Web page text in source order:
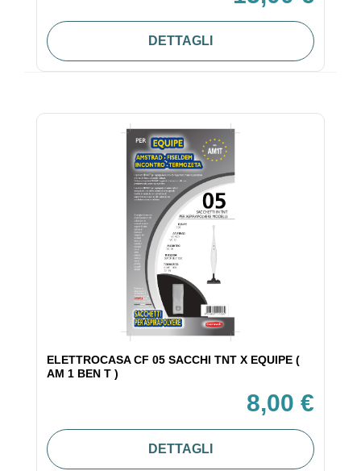
DETTAGLI
ELETTROCASA CF 05 SACCHI TNT X EQUIPE (
AM 1 BEN T )
8,00 €
DETTAGLI